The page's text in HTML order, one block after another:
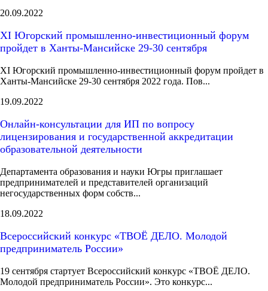
20.09.2022
XI Югорский промышленно-инвестиционный форум
пройдет в Ханты-Мансийске 29-30 сентября
XI Югорский промышленно-инвестиционный форум пройдет в
Ханты-Мансийске 29-30 сентября 2022 года. Пов...
19.09.2022
Онлайн-консультации для ИП по вопросу
лицензирования и государственной аккредитации
образовательной деятельности
Департамента образования и науки Югры приглашает
предпринимателей и представителей организаций
негосударственных форм собств...
18.09.2022
Всероссийский конкурс «ТВОЁ ДЕЛО. Молодой
предприниматель России»
19 сентября стартует Всероссийский конкурс «ТВОЁ ДЕЛО.
Молодой предприниматель России». Это конкурс...